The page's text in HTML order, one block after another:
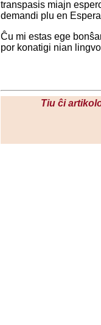
transpasis miajn
demandi plu en
Ĉu mi estas ege
por konatigi nian
Tiu ĉi